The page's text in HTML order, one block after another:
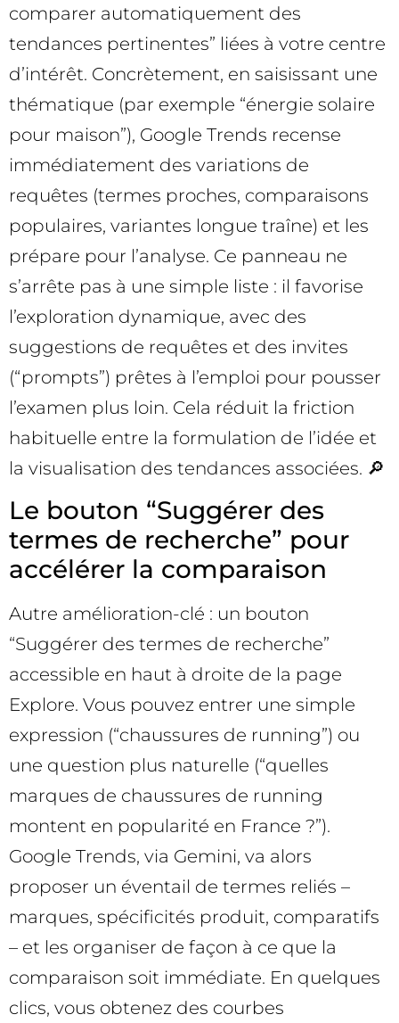
comparer automatiquement des
tendances pertinentes” liées à votre centre
d’intérêt. Concrètement, en saisissant une
thématique (par exemple “énergie solaire
pour maison”), Google Trends recense
immédiatement des variations de
requêtes (termes proches, comparaisons
populaires, variantes longue traîne) et les
prépare pour l’analyse. Ce panneau ne
s’arrête pas à une simple liste : il favorise
l’exploration dynamique, avec des
suggestions de requêtes et des invites
(“prompts”) prêtes à l’emploi pour pousser
l’examen plus loin. Cela réduit la friction
habituelle entre la formulation de l’idée et
la visualisation des tendances associées. 🔎
Le bouton “Suggérer des
termes de recherche” pour
accélérer la comparaison
Autre amélioration-clé : un bouton
“Suggérer des termes de recherche”
accessible en haut à droite de la page
Explore. Vous pouvez entrer une simple
expression (“chaussures de running”) ou
une question plus naturelle (“quelles
marques de chaussures de running
montent en popularité en France ?”).
Google Trends, via Gemini, va alors
proposer un éventail de termes reliés –
marques, spécificités produit, comparatifs
– et les organiser de façon à ce que la
comparaison soit immédiate. En quelques
clics, vous obtenez des courbes